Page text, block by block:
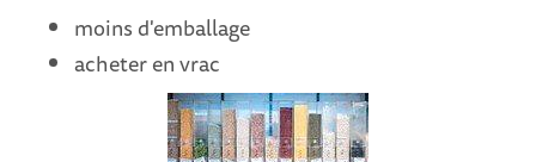
moins d'emballage
acheter en vrac